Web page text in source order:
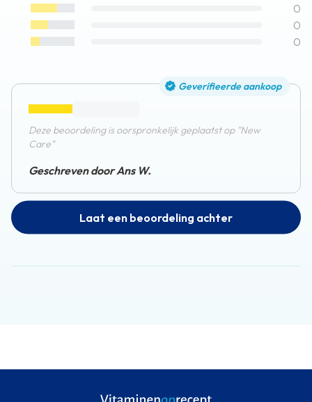
0
0
0
Geverifieerde aankoop
Deze beoordeling is oorspronkelijk geplaatst op "New
Care"
Geschreven door Ans W.
Laat een beoordeling achter